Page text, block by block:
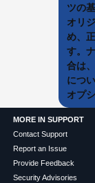
ツの
オリ
め、
す。
合は
につ
オプ
MORE IN SUPPORT
Contact Support
Report an Issue
Provide Feedback
Security Advisories